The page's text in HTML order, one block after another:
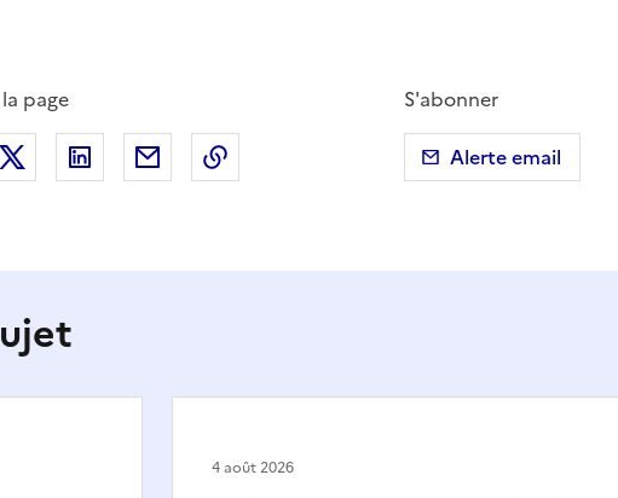
page
sur Facebook
Partager sur X (anciennement Twitter)
Partager sur LinkedIn
Partager par emailCopier dans le presse-papier
S'abonner
Alerte email
4 août 2026